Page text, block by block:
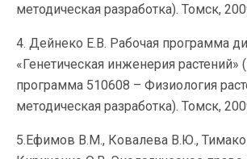
методическая разработка). Томск,
4. Дейнеко Е.В. Рабочая программа
«Генетическая инженерия растений»
программа 510608 – Физиология
методическая разработка). Томск,
5.Ефимов В.М., Ковалева В.Ю.,